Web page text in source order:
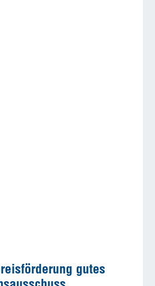
gutes